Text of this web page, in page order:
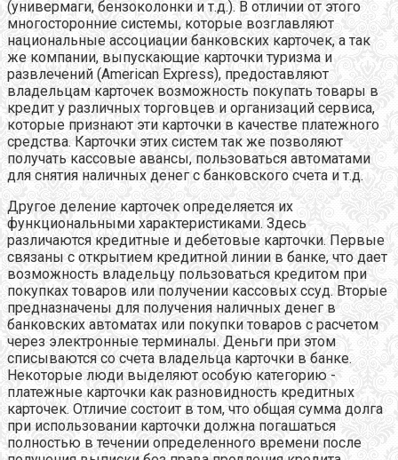
(универмаги, бензоколонки и т.д.). В отличии от этого
многосторонние системы, которые возглавляют
национальные ассоциации банковских карточек, а так
же компании, выпускающие карточки туризма и
развлечений (American Express), предоставляют
владельцам карточек возможность покупать товары в
кредит у различных торговцев и организаций сервиса,
которые признают эти карточки в качестве платежного
средства. Карточки этих систем так же позволяют
получать кассовые авансы, пользоваться автоматами
для снятия наличных денег с банковского счета и т.д.
Другое деление карточек определяется их
функциональными характеристиками. Здесь
различаются кредитные и дебетовые карточки. Первые
связаны с открытием кредитной линии в банке, что дает
возможность владельцу пользоваться кредитом при
покупках товаров или получении кассовых ссуд. Вторые
предназначены для получения наличных денег в
банковских автоматах или покупки товаров с расчетом
через электронные терминалы. Деньги при этом
списываются со счета владельца карточки в банке.
Некоторые люди выделяют особую категорию -
платежные карточки как разновидность кредитных
карточек. Отличие состоит в том, что общая сумма долга
при использовании карточки должна погашаться
полностью в течении определенного времени после